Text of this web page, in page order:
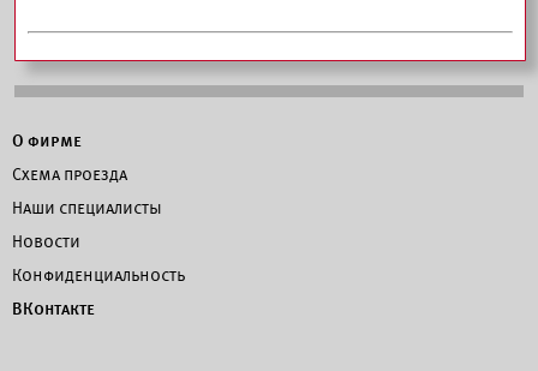
О фирме
Схема проезда
Наши специалисты
Новости
Конфиденциальность
ВКонтакте